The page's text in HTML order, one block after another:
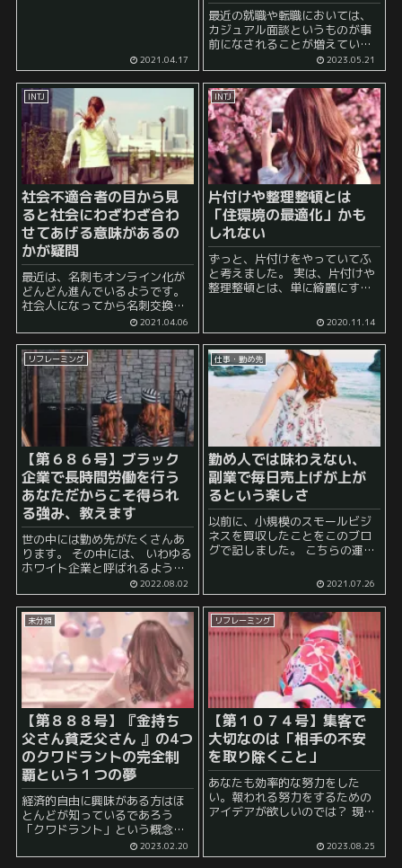
ミュニケーション方法の悩み...
2021.04.17
最近の就職や転職においては、
カジュアル面談というものが事
前になされることが増えている
ことをご存知でしょうか？ ま
ず、就職・転職におけるカジュ
アル面談とは、企業と求職者の
間で行われる、正式な選考前に
行われる面談のことを指しま
す。 ...
2023.05.21
INTJ
社会不適合者の目から見
ると社会にわざわざ合わ
せてあげる意味があるの
かが疑問
最近は、名刺もオンライン化が
どんどん進んでいるようです。
社会人になってから名刺交換を
経験した人はたくさんいると思
われますが、名刺交換の際には
細かい点までさまざまなマナー
というのがあるようです。 正直
覚えきれません。 ベ...
2021.04.06
INTJ
片付けや整理整頓とは
「住環境の最適化」かも
しれない
ずっと、片付けをやっていてふ
と考えました。 実は、片付けや
整理整頓とは、単に綺麗にする
の自分に応じて、住環境を最適
化させることが重要なのではな
いか、と。 そして、この住環境
を最適化させるというのは、...
2020.11.14
リフレーミング
【第６８６号】ブラック
企業で長時間労働を行う
あなただからこそ得られ
る強み、教えます
世の中には勤め先がたくさんあ
ります。 その中には、 いわゆる
ホワイト企業と呼ばれるような
良い環境の職場もある一方、 ブ
ラック企業と呼ばれるような劣
悪な職場環境もあります。 ブラ
ック企業の定義はマチマチのよ
うですが、...
2022.08.02
仕事・勤め先
勤め人では味わえない、
副業で毎日売上げが上が
るという楽しさ
以前に、小規模のスモールビジ
ネスを買収したことをこのブロ
グで記しました。 こちらの運営
していて感じたことは、 毎日売
上げが上がるという状態はテン
ションが上がる！ ということ...
2021.07.26
未分類
【第８８８号】『金持ち
父さん貧乏父さん 』の4つ
のクワドラントの完全制
覇という１つの夢
経済的自由に興味がある方はほ
とんどが知っているであろう
「クワドラント」という概念が
あります。この概念は、著者の
ロバート・キヨサキ氏によれ
2023.02.20
リフレーミング
【第１０７４号】集客で
大切なのは「相手の不安
を取り除くこと」
あなたも効率的な努力をした
い。報われる努力をするための
アイデアが欲しいのでは？ 現代
ではなく、その努力が報われる
結果を手に入れたいという願望
2023.08.25